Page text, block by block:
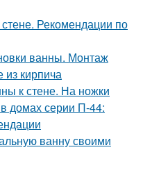
Рекомендации по
ванны. Монтаж
из кирпича
к стене. На ножки
домах серии П-44:
ванну своими